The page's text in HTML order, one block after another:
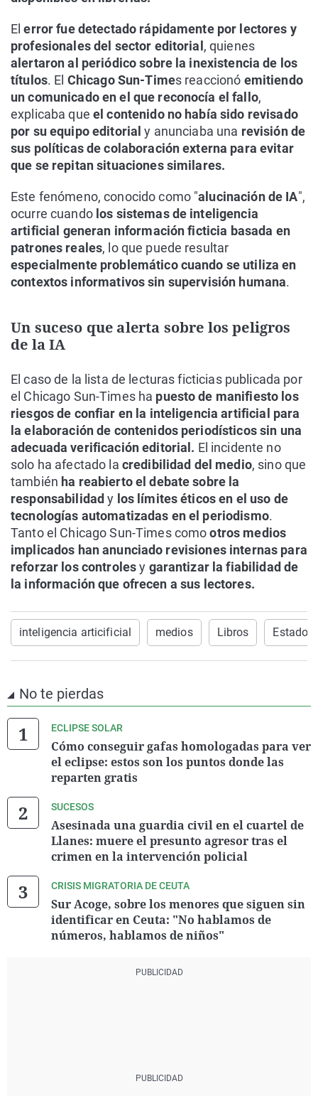
Elerror fue detectado rápidamente por lectores y
profesionales del sector editorial , quienes
alertaron al periódico sobre la inexistencia de los
títulos. El Chicago Sun-Times reaccionó emitiendo
un comunicado en el que reconocía el fallo,
explicaba que el contenido no había sido revisado
por su equipo editorial y anunciaba una revisión de
sus políticas de colaboración externa para evitar
que se repitan situaciones similares.
Este fenómeno, conocido como "alucinación de IA",
ocurre cuando los sistemas de inteligencia
artificial generan información ficticia basada en
patrones reales, lo que puede resultar
especialmente problemático cuando se utiliza en
contextos informativos sin supervisión humana.
Un suceso que alerta sobre los peligros
de la IA
El caso de la lista de lecturas ficticias publicada por
el Chicago Sun-Times ha puesto de manifiesto los
riesgos de confiar en la inteligencia artificial para
la elaboración de contenidos periodísticos sin una
adecuada verificación editorial. El incidente no
solo ha afectado la credibilidad del medio, sino que
también ha reabierto el debate sobre la
responsabilidady los límites éticos en el uso de
tecnologías automatizadas en el periodismo.
Tanto el Chicago Sun-Times comootros medios
implicados han anunciado revisiones internas para
reforzar los controlesy garantizar la fiabilidad de
la información que ofrecen a sus lectores.
inteligencia articificial medios Libros Estados
No te pierdas
ECLIPSE SOLAR
Cómo conseguir gafas homologadas para ver
el eclipse: estos son los puntos donde las
reparten gratis
SUCESOS
Asesinada una guardia civil en el cuartel de
Llanes: muere el presunto agresor tras el
crimen en la intervención policial
CRISIS MIGRATORIA DE CEUTA
Sur Acoge, sobre los menores que siguen sin
identificar en Ceuta: "No hablamos de
números, hablamos de niños"